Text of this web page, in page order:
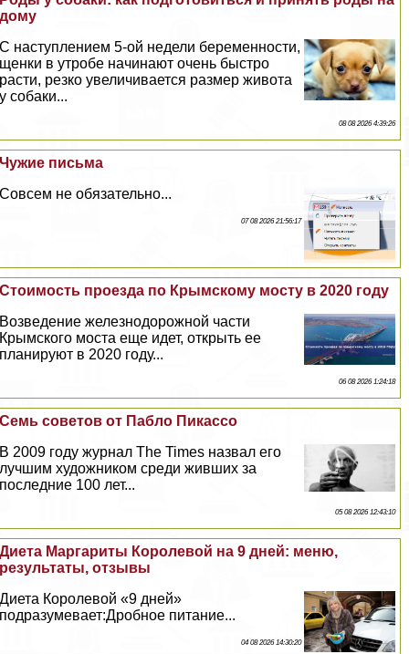
дому
С наступлением 5-ой недели беременности,
щенки в утробе начинают очень быстро
расти, резко увеличивается размер живота
у собаки...
08 08 2026 4:39:26
Чужие письма
Совсем не обязательно...
07 08 2026 21:56:17
Стоимость проезда по Крымскому мосту в 2020 году
Возведение железнодорожной части
Крымского моста еще идет, открыть ее
планируют в 2020 году...
06 08 2026 1:24:18
Семь советов от Пабло Пикассо
В 2009 году журнал The Times назвал его
лучшим художником среди живших за
последние 100 лет...
05 08 2026 12:43:10
Диета Маргариты Королевой на 9 дней: меню,
результаты, отзывы
Диета Королевой «9 дней»
подразумевает:Дробное питание...
04 08 2026 14:30:20